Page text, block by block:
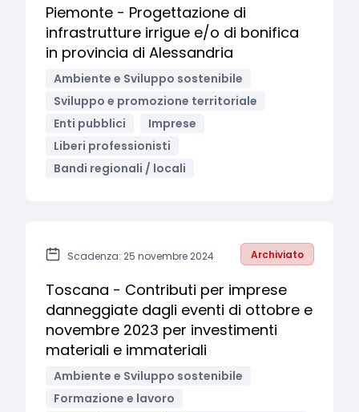
Piemonte - Progettazione di
infrastrutture irrigue e/o di bonifica
in provincia di Alessandria
Ambiente e Sviluppo sostenibile
Sviluppo e promozione territoriale
Enti pubblici
Imprese
Liberi professionisti
Bandi regionali / locali
Scadenza: 25 novembre 2024 Archiviato
Toscana - Contributi per imprese
danneggiate dagli eventi di ottobre e
novembre 2023 per investimenti
materiali e immateriali
Ambiente e Sviluppo sostenibile
Formazione e lavoro